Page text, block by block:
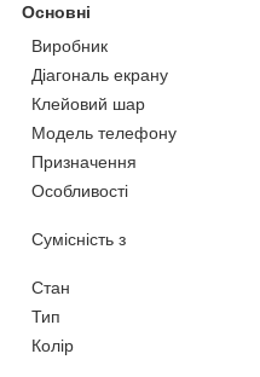
Основні
Виробник
Діагональ екрану
Клейовий шар
Модель телефону
Призначення
Особливості
Сумісність з
Стан
Тип
Колір